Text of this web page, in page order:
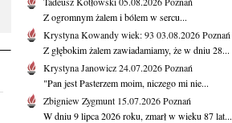
Z ogromnym żalem i bólem w sercu...
Krystyna Kowandywiek: 93 03.08.2026Poznań
Z głębokim żalem zawiadamiamy, że w dniu 28...
Krystyna Janowicz24.07.2026Poznań
"Pan jest Pasterzem moim, niczego mi nie...
Zbigniew Zygmunt 15.07.2026Poznań
W dniu 9 lipca 2026 roku, zmarł w wieku 87 lat...